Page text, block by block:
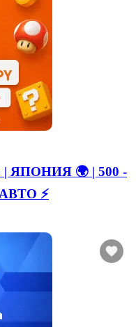
| ЯПОНИЯ 🌍 | 500 -
⚡